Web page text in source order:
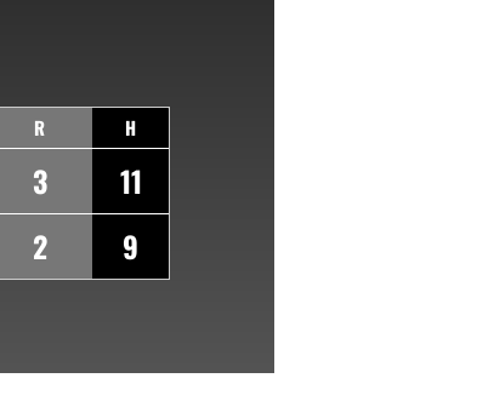
R H
3
11
2
9